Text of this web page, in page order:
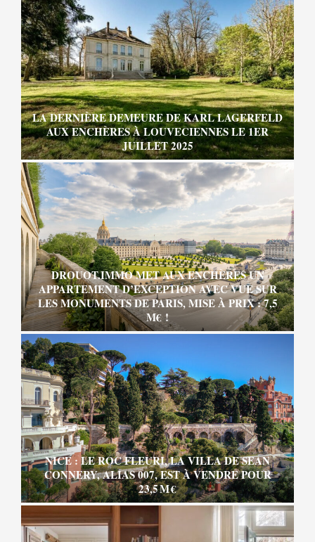
LA DERNIÈRE DEMEURE DE KARL LAGERFELD
AUX ENCHÈRES À LOUVECIENNES LE 1ER
JUILLET 2025
DROUOT.IMMO MET AUX ENCHÈRES UN
APPARTEMENT D’EXCEPTION AVEC VUE SUR
LES MONUMENTS DE PARIS, MISE À PRIX : 7,5
M€ !
NICE : LE ROC FLEURI, LA VILLA DE SEAN
CONNERY, ALIAS 007, EST À VENDRE POUR
23,5 M €